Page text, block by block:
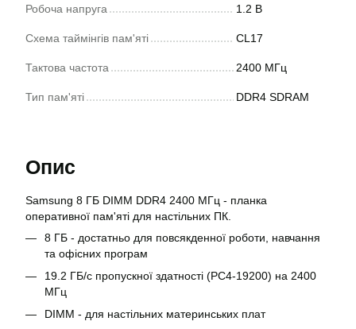
Робоча напруга 1.2 В
Схема таймінгів пам'яті CL17
Тактова частота 2400 МГц
Тип пам'яті DDR4 SDRAM
Опис
Samsung 8 ГБ DIMM DDR4 2400 МГц - планка
оперативної пам'яті для настільних ПК.
8 ГБ - достатньо для повсякденної роботи, навчання
та офісних програм
19.2 ГБ/с пропускної здатності (PC4-19200) на 2400
МГц
DIMM - для настільних материнських плат